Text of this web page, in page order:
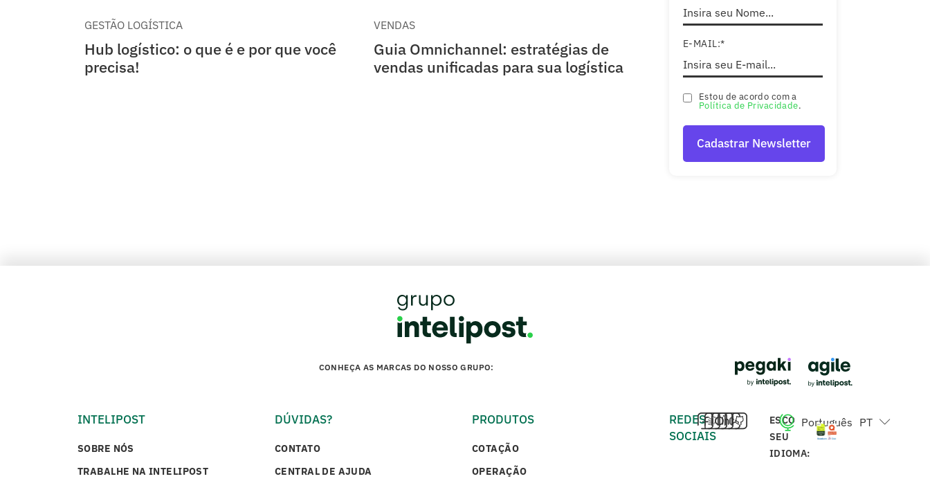
GESTÃO LOGÍSTICA
Hub logístico: o que é e por que você
precisa!
VENDAS
Guia Omnichannel: estratégias de
vendas unificadas para sua logística
E-MAIL:*
Estou de acordo com a
Política de Privacidade.
CONHEÇA AS MARCAS DO NOSSO GRUPO:
INTELIPOST
SOBRE NÓS
TRABALHE NA INTELIPOST
DÚVIDAS?
CONTATO
CENTRAL DE AJUDA
PRODUTOS
COTAÇÃO
OPERAÇÃO
REDES
SOCIAIS
ESCOLHA
SEU
IDIOMA:
Português PT
English EN